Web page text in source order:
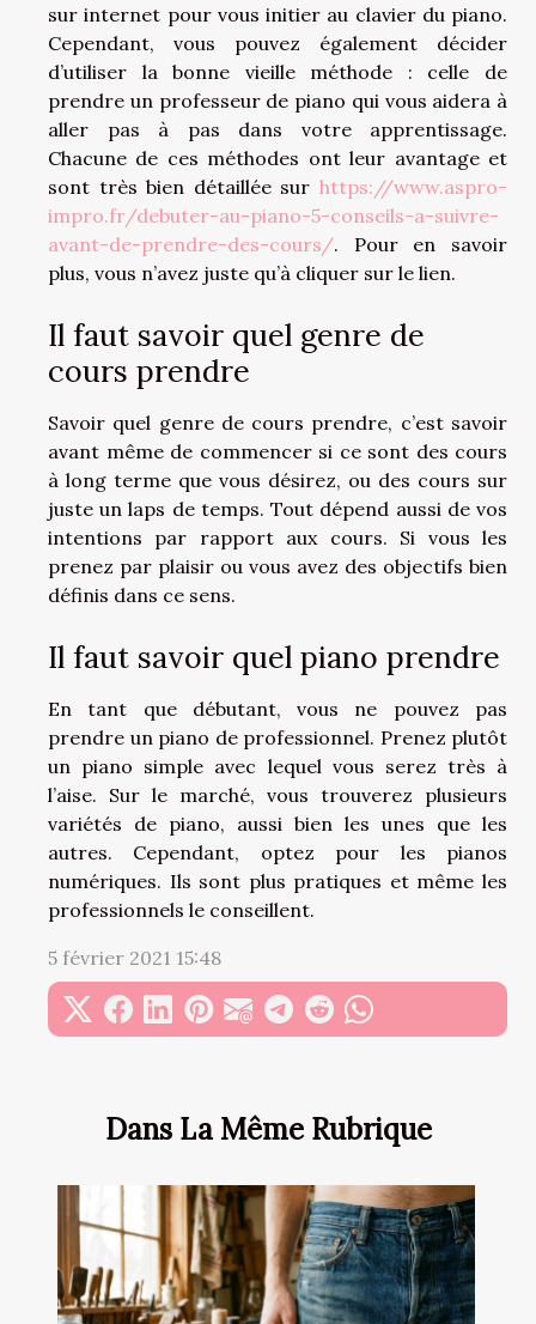
Dans La Même Rubrique
sur internet pour vous initier au clavier du piano.
Cependant, vous pouvez également décider
d’utiliser la bonne vieille méthode : celle de
prendre un professeur de piano qui vous aidera à
aller pas à pas dans votre apprentissage.
Chacune de ces méthodes ont leur avantage et
sont très bien détaillée sur https://www.aspro-
impro.fr/debuter-au-piano-5-conseils-a-suivre-
avant-de-prendre-des-cours/. Pour en savoir
plus, vous n’avez juste qu’à cliquer sur le lien.
Il faut savoir quel genre de
cours prendre
Savoir quel genre de cours prendre, c’est savoir
avant même de commencer si ce sont des cours
à long terme que vous désirez, ou des cours sur
juste un laps de temps. Tout dépend aussi de vos
intentions par rapport aux cours. Si vous les
prenez par plaisir ou vous avez des objectifs bien
définis dans ce sens.
Il faut savoir quel piano prendre
En tant que débutant, vous ne pouvez pas
prendre un piano de professionnel. Prenez plutôt
un piano simple avec lequel vous serez très à
l’aise. Sur le marché, vous trouverez plusieurs
variétés de piano, aussi bien les unes que les
autres. Cependant, optez pour les pianos
numériques. Ils sont plus pratiques et même les
professionnels le conseillent.
5 février 2021 15:48